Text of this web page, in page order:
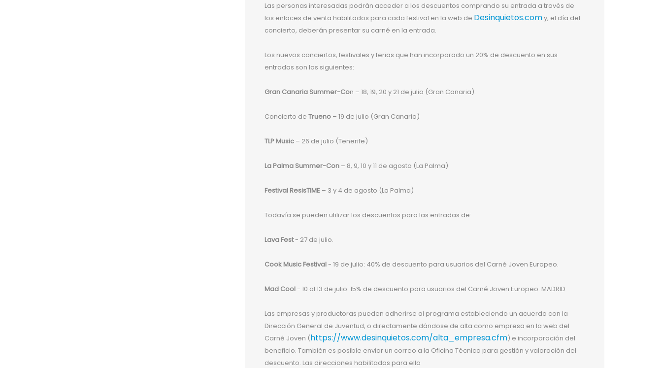
Las personas interesadas podrán acceder a los descuentos comprando su entrada a través de
los enlaces de venta habilitados para cada festival en la web de Desinquietos.comy, el día del
concierto, deberán presentar su carné en la entrada.
Los nuevos conciertos, festivales y ferias que han incorporado un 20% de descuento en sus
entradas son los siguientes:
Gran Canaria Summer-Con – 18, 19, 20 y 21 de julio (Gran Canaria):
Concierto de Trueno – 19 de julio (Gran Canaria)
TLP Music – 26 de julio (Tenerife)
La Palma Summer-Con – 8, 9, 10 y 11 de agosto (La Palma)
Festival ResisTIME – 3 y 4 de agosto (La Palma)
Todavía se pueden utilizar los descuentos para las entradas de:
Lava Fest- 27 de julio.
Cook Music Festival- 19 de julio: 40% de descuento para usuarios del Carné Joven Europeo.
Mad Cool- 10 al 13 de julio: 15% de descuento para usuarios del Carné Joven Europeo. MADRID
Las empresas y productoras pueden adherirse al programa estableciendo un acuerdo con la
Dirección General de Juventud, o directamente dándose de alta como empresa en la web del
Carné Joven (https://www.desinquietos.com/alta_empresa.cfm) e incorporación del
beneficio. También es posible enviar un correo a la Oficina Técnica para gestión y valoración del
descuento. Las direcciones habilitadas para ello